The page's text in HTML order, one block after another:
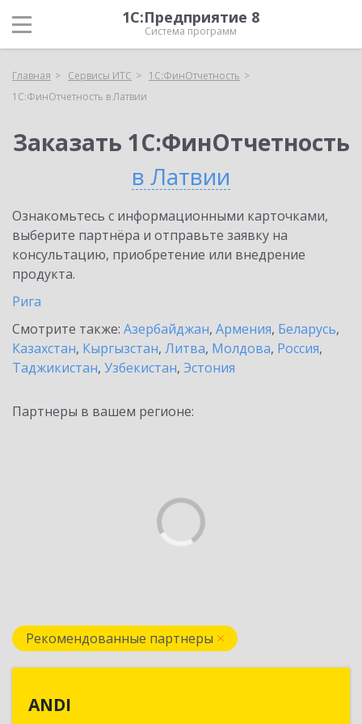
1С:Предприятие 8
Система программ
Главная Сервисы ИТС
1С:ФинОтчетность
1С:ФинОтчетность в Латвии
Заказать 1С:ФинОтчетность
в Латвии
Ознакомьтесь с информационными карточками,
выберите партнёра и отправьте заявку на
консультацию, приобретение или внедрение
продукта.
Рига
Смотрите также: Азербайджан, Армения, Беларусь,
Казахстан, Кыргызстан, Литва, Молдова, Россия,
Таджикистан, Узбекистан, Эстония
Партнеры в вашем регионе:
Рекомендованные партнеры
ANDI